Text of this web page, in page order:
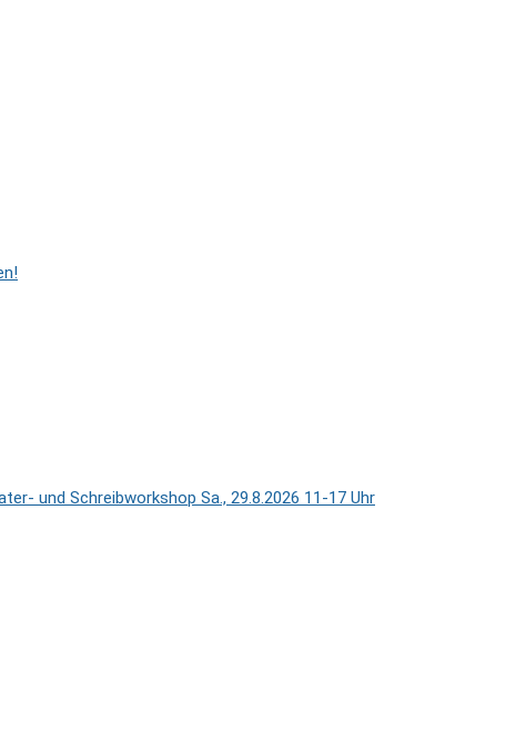
und Schreibworkshop Sa., 29.8.2026 11-17 Uhr